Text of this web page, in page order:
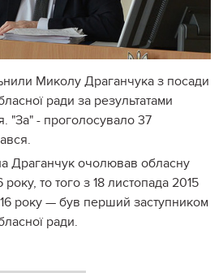
Миколу Драганчука з посади
ради за результатами
"За" - проголосувало 37
Драганчук очолював обласну
то того з 18 листопада 2015
року — був перший заступником
ради.